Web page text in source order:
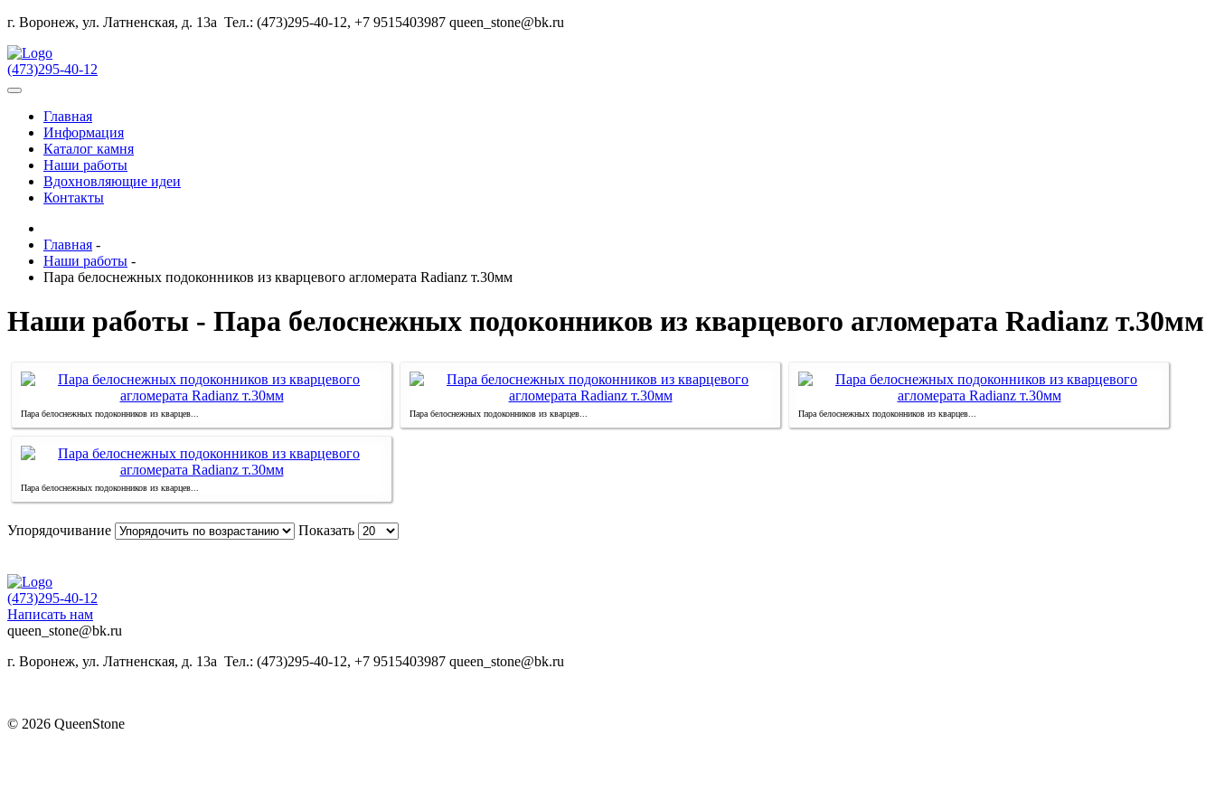
г. Воронеж, ул. Латненская, д. 13а Тел.: (473)295-40-12, +7 9515403987 queen_stone@bk.ru
(473)295-40-12
Главная
Информация
Каталог камня
Наши работы
Вдохновляющие идеи
Контакты
Главная -
Наши работы -
Пара белоснежных подоконников из кварцевого агломерата Radianz т.30мм
Наши работы - Пара белоснежных подоконников из кварцевого агломерата Radianz т.30мм
Пара белоснежных подоконников из кварцев... Пара белоснежных подоконников из кварцев... Пара белоснежных подоконников из кварцев...
Пара белоснежных подоконников из кварцев...
Упорядочивание Показать
(473)295-40-12
Написать нам
queen_stone@bk.ru
г. Воронеж, ул. Латненская, д. 13а Тел.: (473)295-40-12, +7 9515403987 queen_stone@bk.ru
© 2026 QueenStone